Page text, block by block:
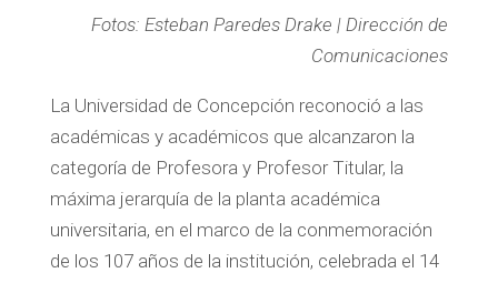
Fotos: Esteban Paredes Drake | Dirección de
Comunicaciones
La Universidad de Concepción reconoció a las
académicas y académicos que alcanzaron la
categoría de Profesora y Profesor Titular, la
máxima jerarquía de la planta académica
universitaria, en el marco de la conmemoración
de los 107 años de la institución, celebrada el 14